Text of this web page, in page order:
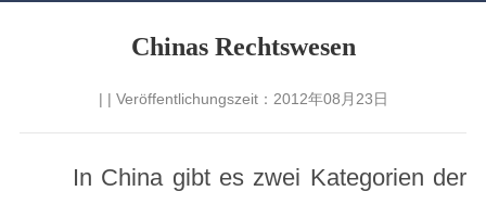
Chinas Rechtswesen
| | Veröffentlichungszeit：2012年08月23日
In China gibt es zwei Kategorien der